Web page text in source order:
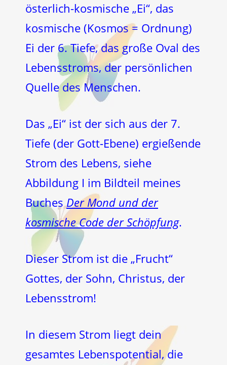
österlich-kosmische „Ei“, das
kosmische (Kosmos = Ordnung)
Ei der 6. Tiefe, das große Oval des
Lebensstroms, der persönlichen
Quelle des Menschen.
Das „Ei“ ist der sich aus der 7.
Tiefe (der Gott-Ebene) ergießende
Strom des Lebens, siehe
Abbildung I im Bildteil meines
BuchesDer Mond und der
kosmische Code der Schöpfung.
Dieser Strom ist die „Frucht“
Gottes, der Sohn, Christus, der
Lebensstrom!
In diesem Strom liegt dein
gesamtes Lebenspotential, die